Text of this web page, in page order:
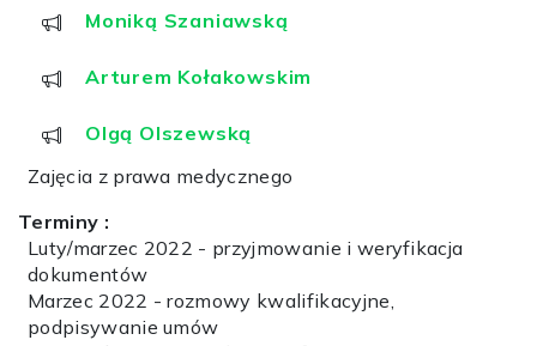
Moniką Szaniawską
Arturem Kołakowskim
Olgą Olszewską
Zajęcia z prawa medycznego
Terminy :
Luty/marzec 2022 - przyjmowanie i weryfikacja
dokumentów
Marzec 2022 - rozmowy kwalifikacyjne,
podpisywanie umów